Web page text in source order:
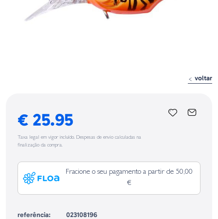
voltar
€ 25.95
Taxa legal em vigor incluído. Despesas de envio calculadas na
finalização da compra.
Fracione o seu pagamento a partir de 50,00
€
referência:
023108196